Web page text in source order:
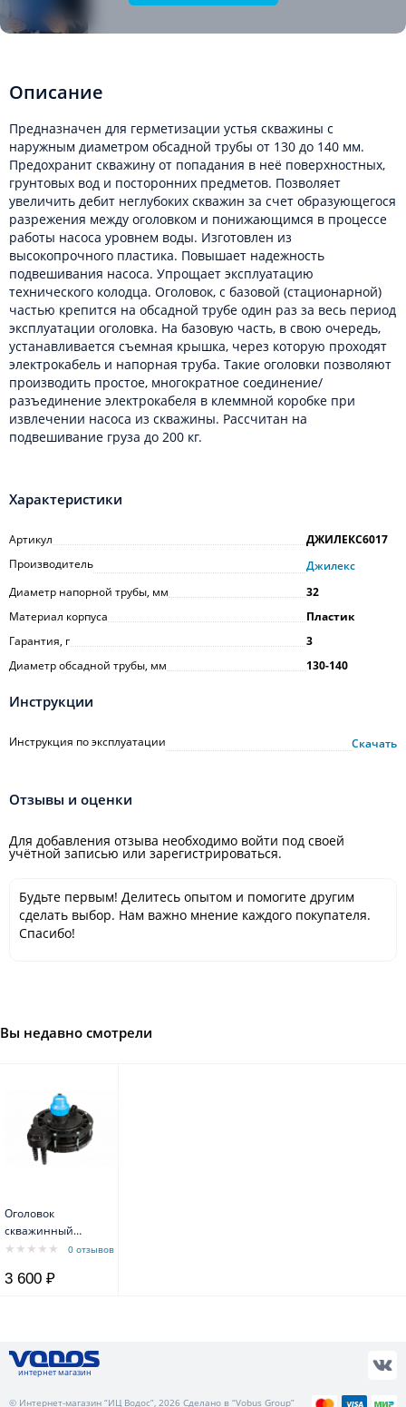
Описание
Предназначен для герметизации устья скважины с
наружным диаметром обсадной трубы от 130 до 140 мм.
Предохранит скважину от попадания в неё поверхностных,
грунтовых вод и посторонних предметов. Позволяет
увеличить дебит неглубоких скважин за счет образующегося
разрежения между оголовком и понижающимся в процессе
работы насоса уровнем воды. Изготовлен из
высокопрочного пластика. Повышает надежность
подвешивания насоса. Упрощает эксплуатацию
технического колодца. Оголовок, с базовой (стационарной)
частью крепится на обсадной трубе один раз за весь период
эксплуатации оголовка. На базовую часть, в свою очередь,
устанавливается съемная крышка, через которую проходят
электрокабель и напорная труба. Такие оголовки позволяют
производить простое, многократное соединение/
разъединение электрокабеля в клеммной коробке при
извлечении насоса из скважины. Рассчитан на
подвешивание груза до 200 кг.
Характеристики
Артикул
ДЖИЛЕКС6017
Производитель
Джилекс
Диаметр напорной трубы, мм
32
Материал корпуса
Пластик
Гарантия, г
3
Диаметр обсадной трубы, мм
130-140
Инструкции
Инструкция по эксплуатации Скачать
Отзывы и оценки
Для добавления отзыва необходимо войти под своей
учётной записью или зарегистрироваться.
Будьте первым! Делитесь опытом и помогите другим
сделать выбор. Нам важно мнение каждого покупателя.
Спасибо!
Вы недавно смотрели
Оголовок
скважинный
ОСПБ 130-140/32
0 отзывов
3 600 ₽
интернет магазин
© Интернет-магазин “ИЦ Водос”, 2026 Сделано в “Vobus Group”